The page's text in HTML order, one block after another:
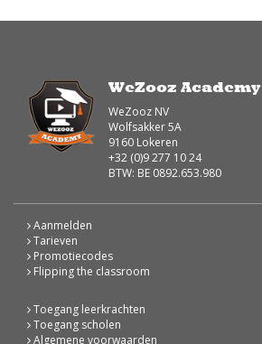
WeZooz Academy
WeZooz NV
Wolfsakker 5A
9160 Lokeren
+32 (0)9 277 10 24
BTW: BE 0892.653.980
Aanmelden
Tarieven
Promotiecodes
Flipping the classroom
Toegang leerkrachten
Toegang scholen
Algemene voorwaarden